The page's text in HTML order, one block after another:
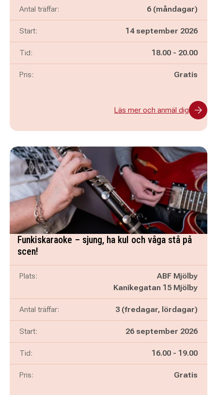
Antal träffar: 6 (måndagar)
Start: 14 september 2026
Tid: Pågår mellan
18.00 - och
20.00
Pris: Gratis
Läs mer och anmäl dig
Funkiskaraoke – sjung, ha kul och våga stå på
scen!
Plats:
ABF Mjölby
Kanikegatan 15 Mjölby
Antal träffar: 3 (fredagar, lördagar)
Start: 26 september 2026
Tid: Pågår mellan
16.00 - och
19.00
Pris: Gratis